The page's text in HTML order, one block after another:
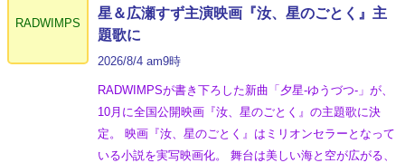
RADWIMPS
星＆広瀬すず主演映画『汝、星のごとく』主
題歌に
2026/8/4 am9時
RADWIMPSが書き下ろした新曲「夕星-ゆうづつ-」が、
10月に全国公開映画『汝、星のごとく』の主題歌に決
定。 映画『汝、星のごとく』はミリオンセラーとなって
いる小説を実写映画化。 舞台は美しい海と空が広がる、